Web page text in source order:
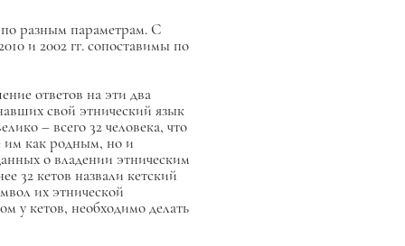
разным параметрам. С
и 2002 гг. сопоставимы по
ответов на эти два
свой этнический язык
– всего 32 человека, что
им как родным, но и
о владении этническим
32 кетов назвали кетский
их этнической
у кетов, необходимо делать